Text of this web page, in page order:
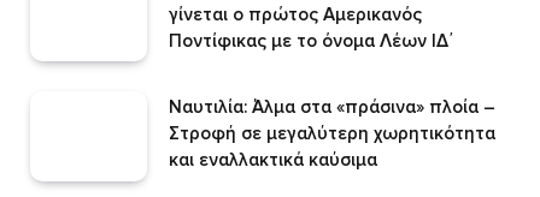
γίνεται ο πρώτος Αμερικανός
Ποντίφικας με το όνομα Λέων ΙΔ΄
Ναυτιλία: Άλμα στα «πράσινα» πλοία –
Στροφή σε μεγαλύτερη χωρητικότητα
και εναλλακτικά καύσιμα